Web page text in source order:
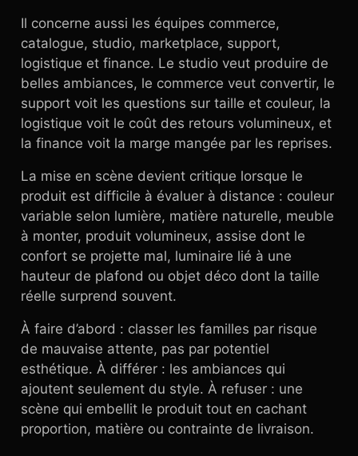
Il concerne aussi les équipes commerce,
catalogue, studio, marketplace, support,
logistique et finance. Le studio veut produire de
belles ambiances, le commerce veut convertir, le
support voit les questions sur taille et couleur, la
logistique voit le coût des retours volumineux, et
la finance voit la marge mangée par les reprises.
La mise en scène devient critique lorsque le
produit est difficile à évaluer à distance : couleur
variable selon lumière, matière naturelle, meuble
à monter, produit volumineux, assise dont le
confort se projette mal, luminaire lié à une
hauteur de plafond ou objet déco dont la taille
réelle surprend souvent.
À faire d’abord : classer les familles par risque
de mauvaise attente, pas par potentiel
esthétique. À différer : les ambiances qui
ajoutent seulement du style. À refuser : une
scène qui embellit le produit tout en cachant
proportion, matière ou contrainte de livraison.